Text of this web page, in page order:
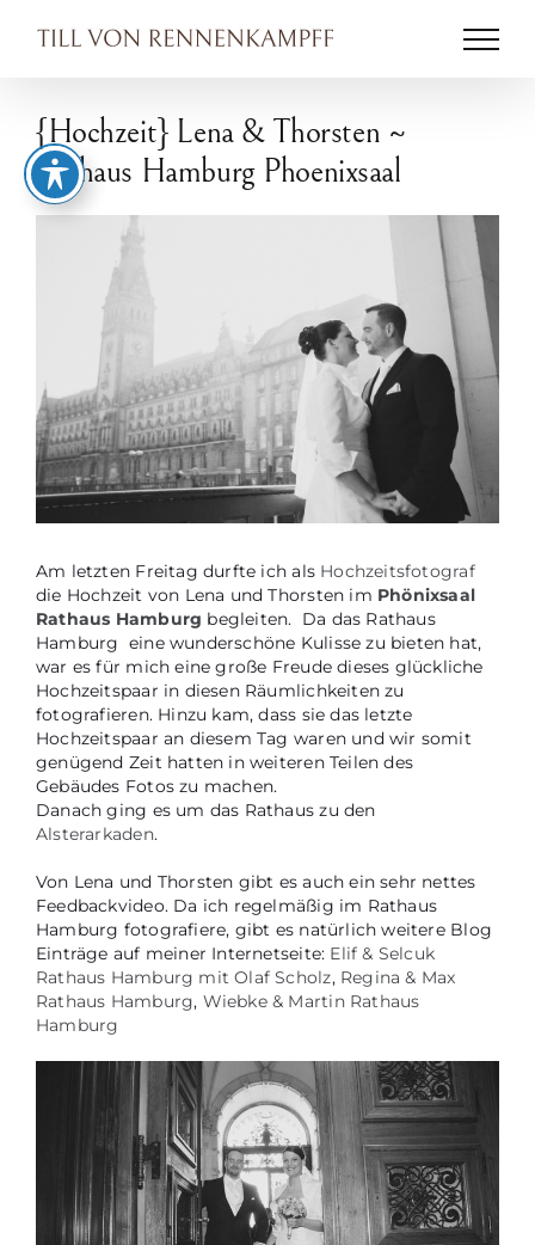
Inhalt
{Hochzeit} Lena & Thorsten ~
Rathaus Hamburg Phoenixsaal
Am letzten Freitag durfte ich als Hochzeitsfotograf
die Hochzeit von Lena und Thorsten im Phönixsaal
Rathaus Hamburg begleiten. Da das Rathaus
Hamburg eine wunderschöne Kulisse zu bieten hat,
war es für mich eine große Freude dieses glückliche
Hochzeitspaar in diesen Räumlichkeiten zu
fotografieren. Hinzu kam, dass sie das letzte
Hochzeitspaar an diesem Tag waren und wir somit
genügend Zeit hatten in weiteren Teilen des
Gebäudes Fotos zu machen.
Danach ging es um das Rathaus zu den
Alsterarkaden.
Von Lena und Thorsten gibt es auch ein sehr nettes
Feedbackvideo. Da ich regelmäßig im Rathaus
Hamburg fotografiere, gibt es natürlich weitere Blog
Einträge auf meiner Internetseite: Elif & Selcuk
Rathaus Hamburg mit Olaf Scholz, Regina & Max
Rathaus Hamburg, Wiebke & Martin Rathaus
Hamburg